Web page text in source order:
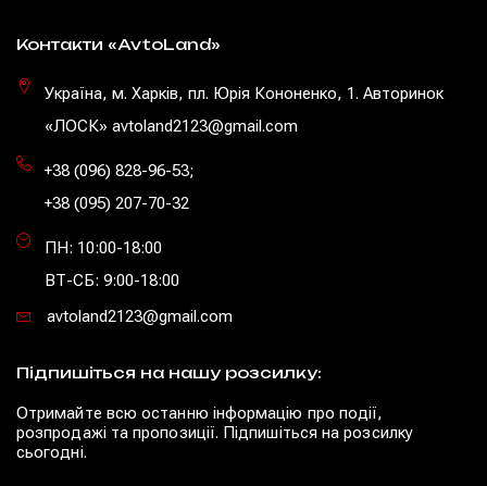
Контакти «AvtoLand»
Україна, м. Харків, пл. Юрія Кононенко, 1. Авторинок
«ЛОСК» avtoland2123@gmail.com
+38 (096) 828-96-53;
+38 (095) 207-70-32
ПН: 10:00-18:00
ВТ-СБ: 9:00-18:00
avtoland2123@gmail.com
Підпишіться на нашу розсилку:
Отримайте всю останню інформацію про події,
розпродажі та пропозиції. Підпишіться на розсилку
сьогодні.